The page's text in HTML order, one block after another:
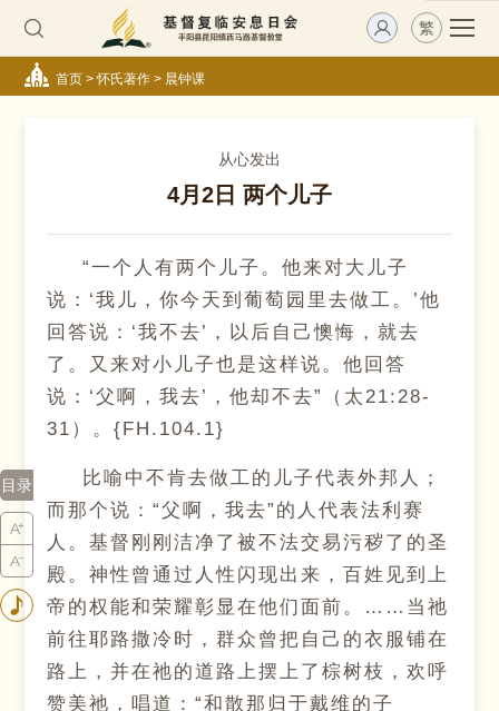
繁
首页>怀氏著作> 晨钟课
从心发出
4月2日 两个儿子
“一个人有两个儿子。他来对大儿子
说：‘我儿，你今天到葡萄园里去做工。’他
回答说：‘我不去’，以后自己懊悔，就去
了。又来对小儿子也是这样说。他回答
说：‘父啊，我去’，他却不去”（太21:28-
31）。{FH.104.1}
比喻中不肯去做工的儿子代表外邦人；
而那个说：“父啊，我去”的人代表法利赛
人。基督刚刚洁净了被不法交易污秽了的圣
殿。神性曾通过人性闪现出来，百姓见到上
帝的权能和荣耀彰显在他们面前。……当祂
前往耶路撒冷时，群众曾把自己的衣服铺在
路上，并在祂的道路上摆上了棕树枝，欢呼
赞美祂，唱道：“和散那归于戴维的子
目录